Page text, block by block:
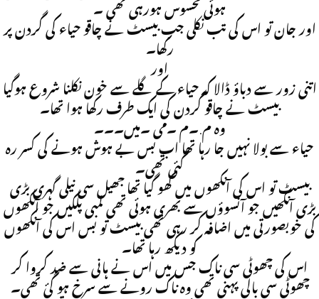
ہوئی محسوس ہورہی تھی ۔
اور جان تو اس کی تب نکلی جب بیسٹ نے چاقو حیاء کی گردن پر
رکھا۔
اور
اتنی زور سے دباؤ ڈالا کہ حیاء کے گلے سے خون نکلنا شروع ہوگیا
بیسٹ نے چاقو گردن کی ایک طرف رکھا ہوا تھا۔
وہ م.۔م ۔می ۔میں۔۔۔
حیاء سے بولا نہیں جا رہا تھا اب بس بے ہوش ہونے کی کسر رہ
گئی تھی۔
بیسٹ تو اس کی آنکھوں میں کھو گیا تھا جھیل سی نیلی گہری بڑی
بڑی آنکھیں جو آنسوؤں سے بھری ہوئی تھی لمبی پلکیں جو آنکھوں
کی خوبصورتی میں اضافہ کر رہی تھی بیسٹ تو بس اس کی آنکھوں
کو دیکھ رہا تھا۔
اس کی چھوٹی سی ناک جس میں اس نے ہانی سے ضد کروا کر
چھوٹی سی بالی پہنی تھی وہ ناک رونے سے سرخ ہو گیٔ تھی۔